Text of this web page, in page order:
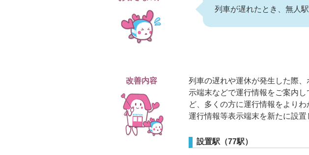
列車が遅れたとき、無人
改善内容
列車の遅れや運休が発生した際
示端末などで運行情報をご案内
ど、多くの方に運行情報をより
運行情報等表示端末を新たに設置
設置駅（77駅）